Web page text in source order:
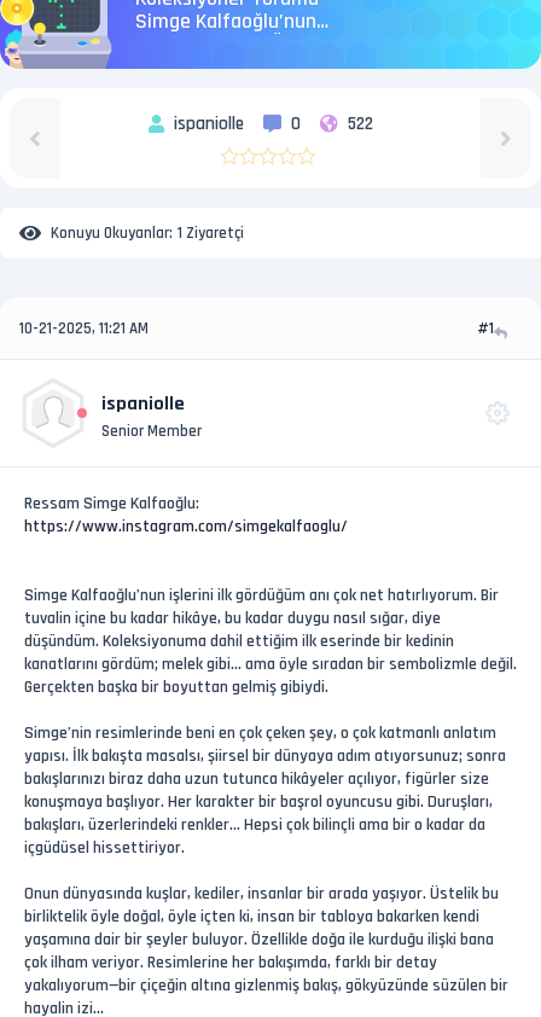
Simge Kalfaoğlu’nun
ispaniolle 0 522
Konuyu Okuyanlar: 1 Ziyaretçi
10-21-2025, 11:21 AM #1
ispaniolle
Senior Member
Ressam Simge Kalfaoğlu:
https://www.instagram.com/simgekalfaoglu/
Simge Kalfaoğlu’nun işlerini ilk gördüğüm anı çok net hatırlıyorum. Bir
tuvalin içine bu kadar hikâye, bu kadar duygu nasıl sığar, diye
düşündüm. Koleksiyonuma dahil ettiğim ilk eserinde bir kedinin
kanatlarını gördüm; melek gibi… ama öyle sıradan bir sembolizmle değil.
Gerçekten başka bir boyuttan gelmiş gibiydi.
Simge’nin resimlerinde beni en çok çeken şey, o çok katmanlı anlatım
yapısı. İlk bakışta masalsı, şiirsel bir dünyaya adım atıyorsunuz; sonra
bakışlarınızı biraz daha uzun tutunca hikâyeler açılıyor, figürler size
konuşmaya başlıyor. Her karakter bir başrol oyuncusu gibi. Duruşları,
bakışları, üzerlerindeki renkler... Hepsi çok bilinçli ama bir o kadar da
içgüdüsel hissettiriyor.
Onun dünyasında kuşlar, kediler, insanlar bir arada yaşıyor. Üstelik bu
birliktelik öyle doğal, öyle içten ki, insan bir tabloya bakarken kendi
yaşamına dair bir şeyler buluyor. Özellikle doğa ile kurduğu ilişki bana
çok ilham veriyor. Resimlerine her bakışımda, farklı bir detay
yakalıyorum—bir çiçeğin altına gizlenmiş bakış, gökyüzünde süzülen bir
hayalin izi...